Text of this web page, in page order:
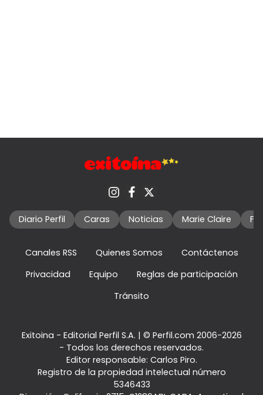
Diario Perfil Caras Noticias Marie Claire
Canales RSS Quienes Somos
Contáctenos
Privacidad
Equipo
Reglas de participación
Tránsito
Exitoina - Editorial Perfil S.A. | © Perfil.com 2006-2026
- Todos los derechos reservados.
Editor responsable: Carlos Piro.
Registro de la propiedad intelectual número
5346433